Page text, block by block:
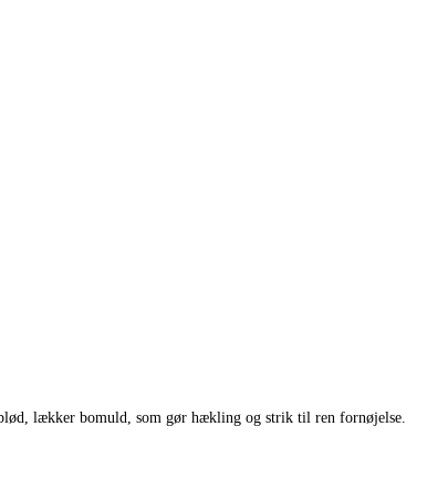
lækker bomuld, som gør hækling og strik til ren fornøjelse.